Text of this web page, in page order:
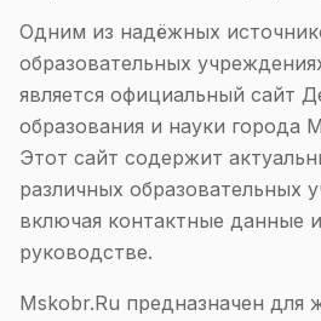
Одним из надёжных
образовательных
является официальный сайт
образования и науки города
Этот сайт содержит
различных образовательных
включая контактные данные
руководстве.
Mskobr.Ru предназначен для